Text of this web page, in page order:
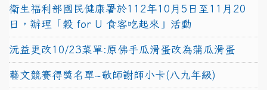
衛生福利部國民健康署於112年10月5日至11月20
日，辦理「穀 for U 食客吃起來」活動
沅益更改10/23菜單:原佛手瓜滑蛋改為蒲瓜滑蛋
藝文競賽得獎名單~敬師謝師小卡(八九年級)